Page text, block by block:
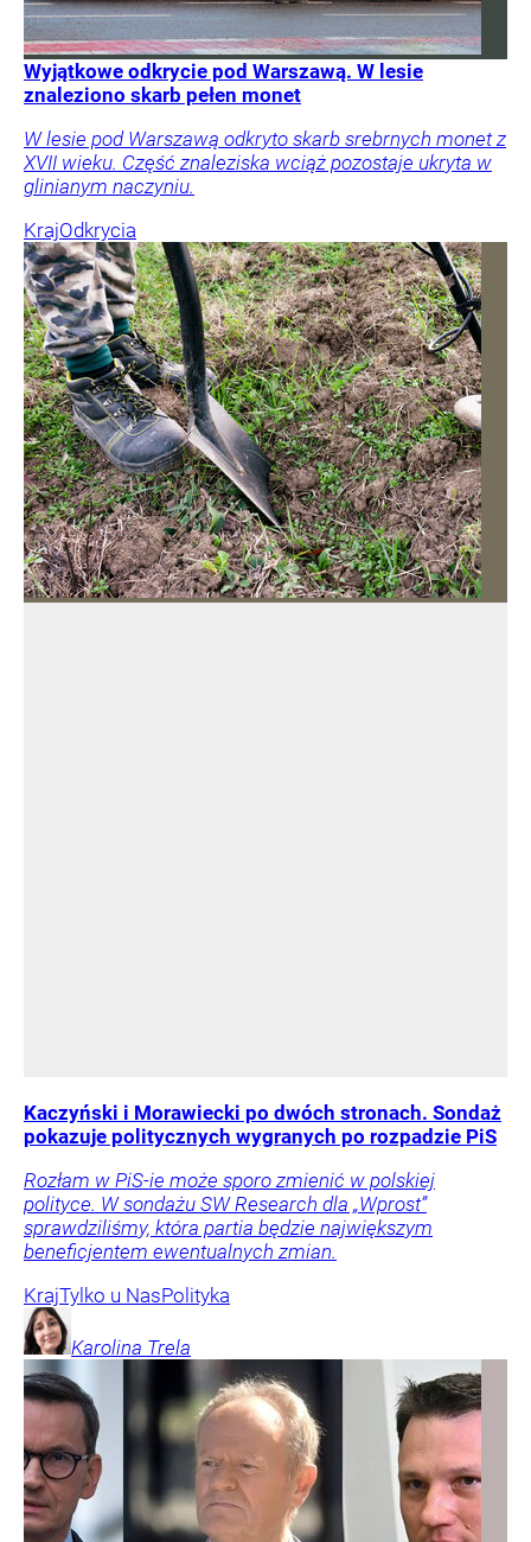
Wyjątkowe odkrycie pod Warszawą. W lesie
znaleziono skarb pełen monet
W lesie pod Warszawą odkryto skarb srebrnych monet z
XVII wieku. Część znaleziska wciąż pozostaje ukryta w
glinianym naczyniu.
KrajOdkrycia
Kaczyński i Morawiecki po dwóch stronach. Sondaż
pokazuje politycznych wygranych po rozpadzie PiS
Rozłam w PiS-ie może sporo zmienić w polskiej
polityce. W sondażu SW Research dla „Wprost”
sprawdziliśmy, która partia będzie największym
beneficjentem ewentualnych zmian.
KrajTylko u NasPolityka
Karolina Trela